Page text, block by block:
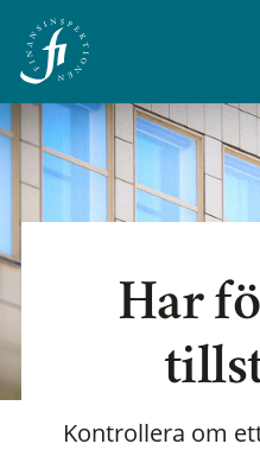
Har
Kontrollera om